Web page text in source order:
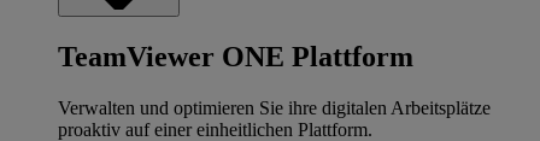
TeamViewer ONE Plattform
Verwalten und optimieren Sie ihre digitalen Arbeitsplätze
proaktiv auf einer einheitlichen Plattform.